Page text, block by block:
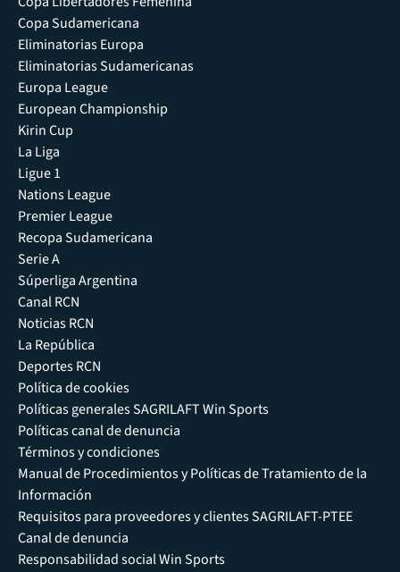
Copa Sudamericana
Eliminatorias Europa
Eliminatorias Sudamericanas
Europa League
European Championship
Kirin Cup
La Liga
Ligue 1
Nations League
Premier League
Recopa Sudamericana
Serie A
Súperliga Argentina
Canal RCN
Noticias RCN
La República
Deportes RCN
Política de cookies
Políticas generales SAGRILAFT Win Sports
Políticas canal de denuncia
Términos y condiciones
Manual de Procedimientos y Políticas de Tratamiento de la
Información
Requisitos para proveedores y clientes SAGRILAFT-PTEE
Canal de denuncia
Responsabilidad social Win Sports